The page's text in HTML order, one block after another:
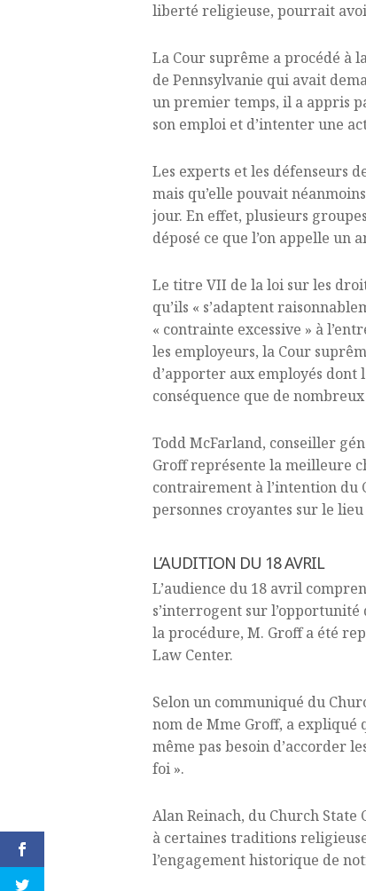
liberté religieuse, pourrait
La Cour suprême a procédé à
de Pennsylvanie qui avait
un premier temps, il a appris
son emploi et d’intenter une
Les experts et les défenseurs
mais qu’elle pouvait
jour. En effet, plusieurs
déposé ce que l’on appelle un
Le titre VII de la loi sur les
qu’ils « s’adaptent
« contrainte excessive » à
les employeurs, la Cour
d’apporter aux employés
conséquence que de
Todd McFarland, conseiller
Groff représente la meilleure
contrairement à l’intention du
personnes croyantes sur le
L’AUDITION DU 18 AVRIL
L’audience du 18 avril
s’interrogent sur
la procédure, M. Groff a été
Law Center.
Selon un communiqué du
nom de Mme Groff, a
même pas besoin d’accorder
foi ».
Alan Reinach, du Church
à certaines traditions
l’engagement historique de